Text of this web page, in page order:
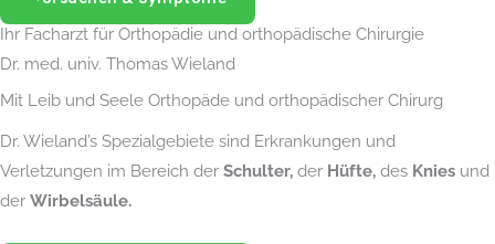
Ihr Facharzt für Orthopädie und orthopädische Chirurgie
Dr. med. univ. Thomas Wieland
Mit Leib und Seele Orthopäde und orthopädischer Chirurg
Dr. Wieland’s Spezialgebiete sind Erkrankungen und
Verletzungen im Bereich der Schulter, der Hüfte, des Knies und
der Wirbelsäule.